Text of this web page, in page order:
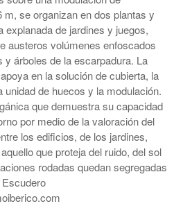
se organizan en dos plantas y
explanada de jardines y juegos,
austeros volúmenes enfoscados
y árboles de la escarpadura. La
en la solución de cubierta, la
unidad de huecos y la modulación.
que demuestra su capacidad
por medio de la valoración del
los edificios, de los jardines,
que proteja del ruido, del sol
rodadas quedan segregadas